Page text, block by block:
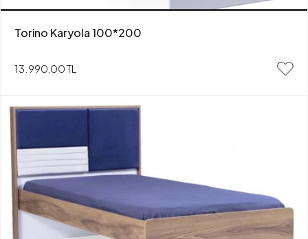
Torino Karyola 100*200
13.990,00 TL